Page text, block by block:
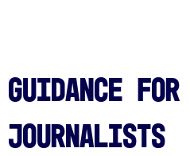
Guidance for
Journalists